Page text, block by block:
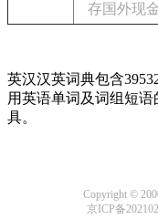
存国外现
英汉汉英词典包含
用英语单词及词组短
具。
Copyright ©
京ICP备